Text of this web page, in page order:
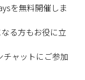
を無料開催しま
る方もお役に立
ャットにご参加